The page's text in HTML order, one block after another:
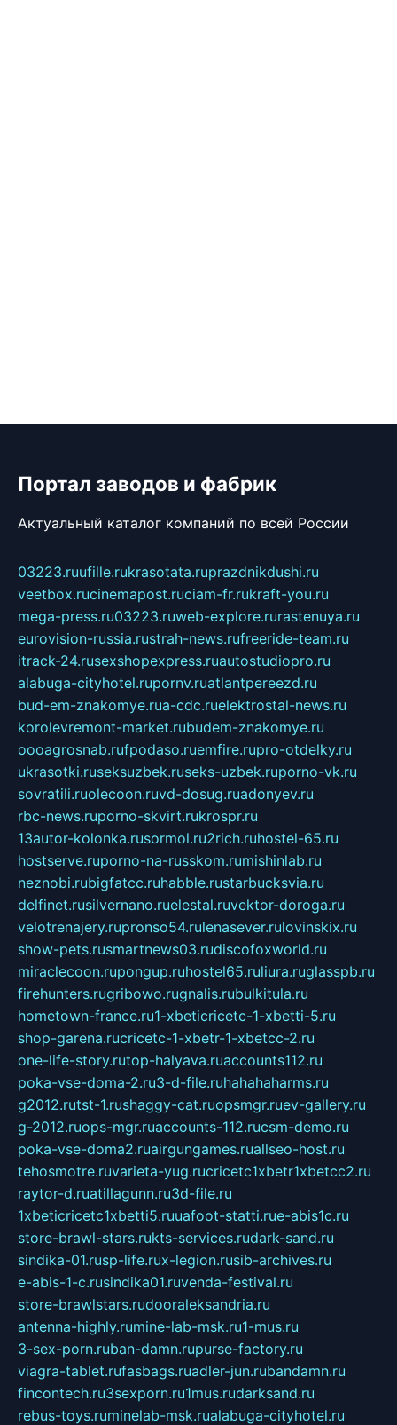
Портал заводов и фабрик
Актуальный каталог компаний по всей России
03223.ruufille.rukrasotata.ruprazdnikdushi.ru
veetbox.rucinemapost.ruciam-fr.rukraft-you.ru
mega-press.ru03223.ruweb-explore.rurastenuya.ru
eurovision-russia.rustrah-news.rufreeride-team.ru
itrack-24.rusexshopexpress.ruautostudiopro.ru
alabuga-cityhotel.rupornv.ruatlantpereezd.ru
bud-em-znakomye.rua-cdc.ruelektrostal-news.ru
korolevremont-market.rubudem-znakomye.ru
oooagrosnab.rufpodaso.ruemfire.rupro-otdelky.ru
ukrasotki.ruseksuzbek.ruseks-uzbek.ruporno-vk.ru
sovratili.ruolecoon.ruvd-dosug.ruadonyev.ru
rbc-news.ruporno-skvirt.rukrospr.ru
13autor-kolonka.rusormol.ru2rich.ruhostel-65.ru
hostserve.ruporno-na-russkom.rumishinlab.ru
neznobi.rubigfatcc.ruhabble.rustarbucksvia.ru
delfinet.rusilvernano.ruelestal.ruvektor-doroga.ru
velotrenajery.rupronso54.rulenasever.rulovinskix.ru
show-pets.rusmartnews03.rudiscofoxworld.ru
miraclecoon.rupongup.ruhostel65.ruliura.ruglasspb.ru
firehunters.rugribowo.rugnalis.rubulkitula.ru
hometown-france.ru1-xbeticricetc-1-xbetti-5.ru
shop-garena.rucricetc-1-xbetr-1-xbetcc-2.ru
one-life-story.rutop-halyava.ruaccounts112.ru
poka-vse-doma-2.ru3-d-file.ruhahahaharms.ru
g2012.rutst-1.rushaggy-cat.ruopsmgr.ruev-gallery.ru
g-2012.ruops-mgr.ruaccounts-112.rucsm-demo.ru
poka-vse-doma2.ruairgungames.ruallseo-host.ru
tehosmotre.ruvarieta-yug.rucricetc1xbetr1xbetcc2.ru
raytor-d.ruatillagunn.ru3d-file.ru
1xbeticricetc1xbetti5.ruuafoot-statti.rue-abis1c.ru
store-brawl-stars.rukts-services.rudark-sand.ru
sindika-01.rusp-life.rux-legion.rusib-archives.ru
e-abis-1-c.rusindika01.ruvenda-festival.ru
store-brawlstars.rudooraleksandria.ru
antenna-highly.rumine-lab-msk.ru1-mus.ru
3-sex-porn.ruban-damn.rupurse-factory.ru
viagra-tablet.rufasbags.ruadler-jun.rubandamn.ru
fincontech.ru3sexporn.ru1mus.rudarksand.ru
rebus-toys.ruminelab-msk.rualabuga-cityhotel.ru